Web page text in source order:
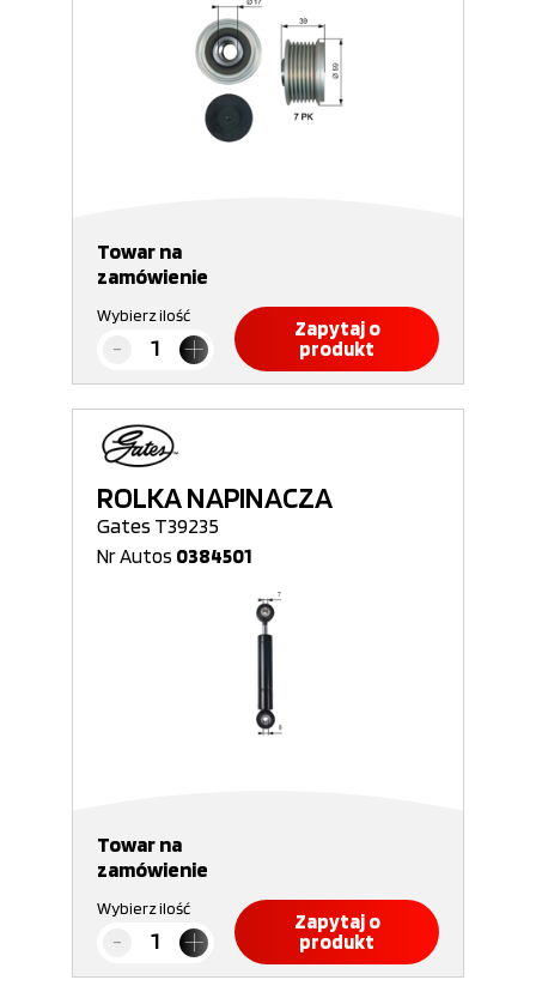
Towar na
zamówienie
Wybierz ilość
Zapytaj o
produkt
ROLKA NAPINACZA
Gates T39235
Nr Autos 0384501
Towar na
zamówienie
Wybierz ilość
Zapytaj o
produkt